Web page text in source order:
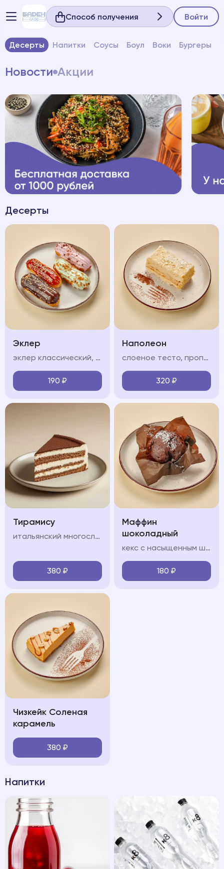
Способ получения Войти
Десерты Напитки Соусы Боул Воки Бургеры
Новости Акции
Десерты
Эклер
эклер классический, соленая карамель, фисташковый, клубничный (на выбор)
190 ₽
Наполеон
слоеное тесто, пропитанное нежным крем-чиз
320 ₽
Тирамису
итальянский многослойный десерт, в состав которого входят сыр маскарпоне, кофе, куриные яйца, сахар и печенье савоярди.
380 ₽
Маффин
шоколадный
кекс с насыщенным шоколадным вкусом, который содержит приятную жидкую кофейную структуру
180 ₽
Чизкейк Соленая
карамель
380 ₽
Напитки